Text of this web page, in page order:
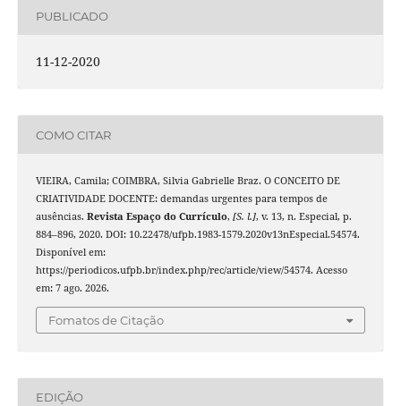
PUBLICADO
11-12-2020
COMO CITAR
VIEIRA, Camila; COIMBRA, Silvia Gabrielle Braz. O CONCEITO DE
CRIATIVIDADE DOCENTE: demandas urgentes para tempos de
ausências. Revista Espaço do Currículo, [S. l.], v. 13, n. Especial, p.
884–896, 2020. DOI: 10.22478/ufpb.1983-1579.2020v13nEspecial.54574.
Disponível em:
https://periodicos.ufpb.br/index.php/rec/article/view/54574. Acesso
em: 7 ago. 2026.
Fomatos de Citação
EDIÇÃO